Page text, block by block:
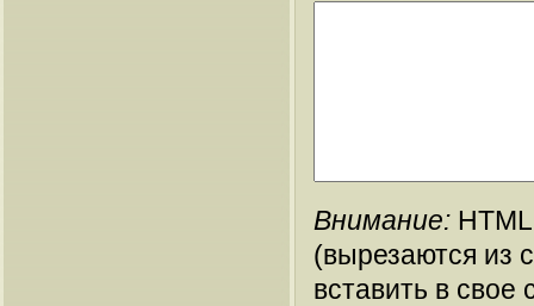
Внимание:
(вырезаются из
вставить в